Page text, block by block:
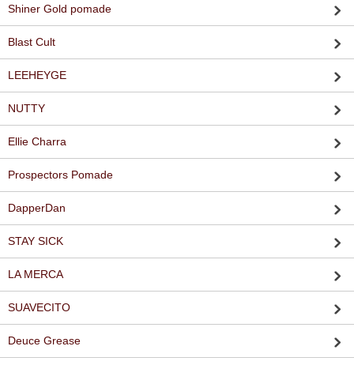
Shiner Gold pomade
Blast Cult
LEEHEYGE
NUTTY
Ellie Charra
Prospectors Pomade
DapperDan
STAY SICK
LA MERCA
SUAVECITO
Deuce Grease